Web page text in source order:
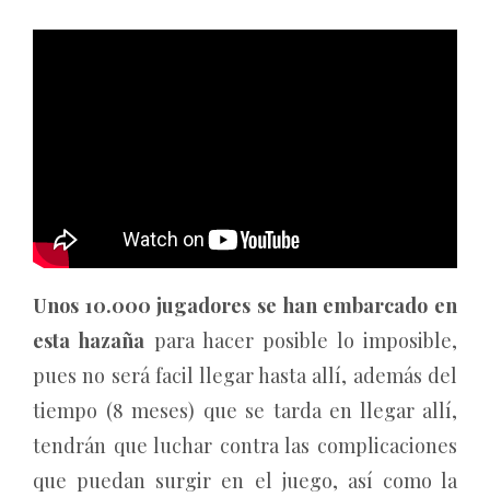
Unos 10.000 jugadores se han embarcado en
esta hazaña para hacer posible lo imposible,
pues no será facil llegar hasta allí, además del
tiempo (8 meses) que se tarda en llegar allí,
tendrán que luchar contra las complicaciones
que puedan surgir en el juego, así como la